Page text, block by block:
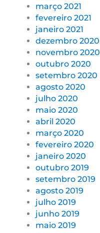
março 2021
fevereiro 2021
janeiro 2021
dezembro 2020
novembro 2020
outubro 2020
setembro 2020
agosto 2020
julho 2020
maio 2020
abril 2020
março 2020
fevereiro 2020
janeiro 2020
outubro 2019
setembro 2019
agosto 2019
julho 2019
junho 2019
maio 2019